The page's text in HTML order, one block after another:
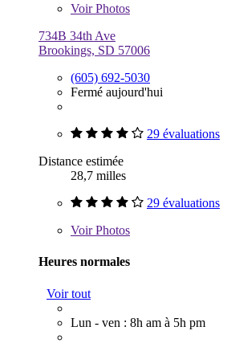
VoirPhotos
734B 34th Ave
Brookings, SD 57006
(605) 692-5030
Fermé aujourd'hui
29 évaluations
Distance estimée
28,7 milles
29 évaluations
VoirPhotos
Heures normales
Voir tout
Lun - ven : 8h am à 5h pm